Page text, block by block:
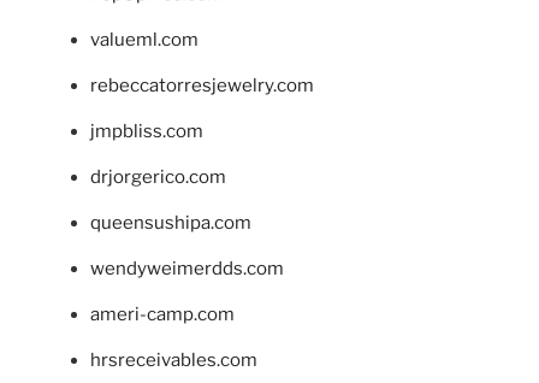
valueml.com
rebeccatorresjewelry.com
jmpbliss.com
drjorgerico.com
queensushipa.com
wendyweimerdds.com
ameri-camp.com
hrsreceivables.com